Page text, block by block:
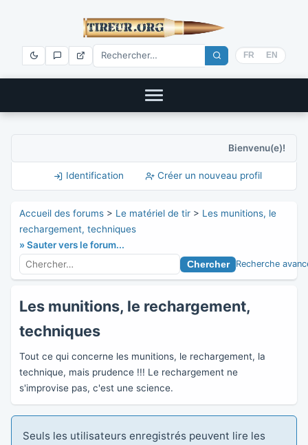
FR EN
Bienvenu(e)!
Identification Créer un nouveau profil
» Sauter vers le forum...
Accueil des forums > Le matériel de tir > Les munitions, le
rechargement, techniques
Recherche
Les munitions, le rechargement,
techniques
Tout ce qui concerne les munitions, le rechargement, la
technique, mais prudence !!! Le rechargement ne
s'improvise pas, c'est une science.
Seuls les utilisateurs enregistrés peuvent lire les